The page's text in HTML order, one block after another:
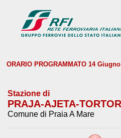
ORARIO PROGRAMMATO 14
Stazione di
PRAJA-AJETA-
Comune di Praia A Mare